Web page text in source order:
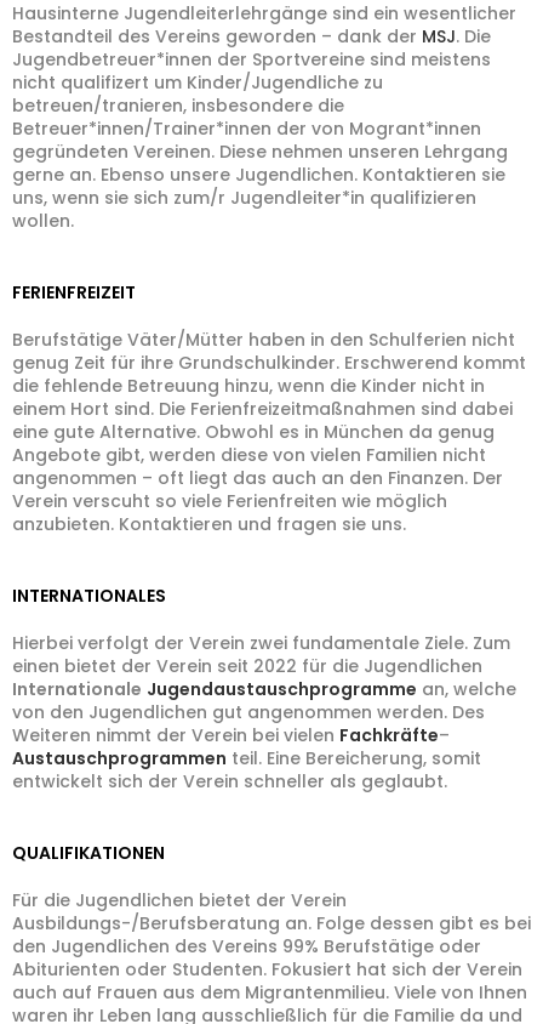
Hausinterne Jugendleiterlehrgänge sind ein wesentlicher
Bestandteil des Vereins geworden – dank der MSJ. Die
Jugendbetreuer*innen der Sportvereine sind meistens
nicht qualifizert um Kinder/Jugendliche zu
betreuen/tranieren, insbesondere die
Betreuer*innen/Trainer*innen der von Mogrant*innen
gegründeten Vereinen. Diese nehmen unseren Lehrgang
gerne an. Ebenso unsere Jugendlichen. Kontaktieren sie
uns, wenn sie sich zum/r Jugendleiter*in qualifizieren
wollen.
FERIENFREIZEIT
Berufstätige Väter/Mütter haben in den Schulferien nicht
genug Zeit für ihre Grundschulkinder. Erschwerend kommt
die fehlende Betreuung hinzu, wenn die Kinder nicht in
einem Hort sind. Die Ferienfreizeitmaßnahmen sind dabei
eine gute Alternative. Obwohl es in München da genug
Angebote gibt, werden diese von vielen Familien nicht
angenommen – oft liegt das auch an den Finanzen. Der
Verein verscuht so viele Ferienfreiten wie möglich
anzubieten. Kontaktieren und fragen sie uns.
INTERNATIONALES
Hierbei verfolgt der Verein zwei fundamentale Ziele. Zum
einen bietet der Verein seit 2022 für die Jugendlichen
Internationale Jugendaustauschprogramme an, welche
von den Jugendlichen gut angenommen werden. Des
Weiteren nimmt der Verein bei vielen Fachkräfte–
Austauschprogrammen teil. Eine Bereicherung, somit
entwickelt sich der Verein schneller als geglaubt.
QUALIFIKATIONEN
Für die Jugendlichen bietet der Verein
Ausbildungs-/Berufsberatung an. Folge dessen gibt es bei
den Jugendlichen des Vereins 99% Berufstätige oder
Abiturienten oder Studenten. Fokusiert hat sich der Verein
auch auf Frauen aus dem Migrantenmilieu. Viele von Ihnen
waren ihr Leben lang ausschließlich für die Familie da und